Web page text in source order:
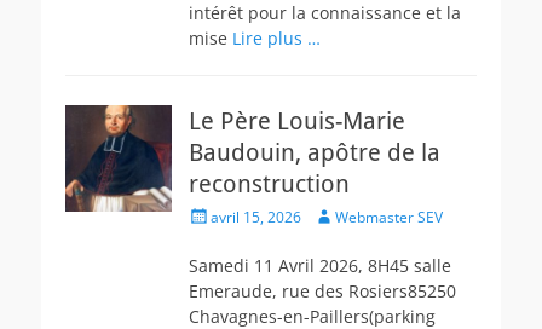
intérêt pour la connaissance et la
mise Lire plus …
Le Père Louis-Marie
Baudouin, apôtre de la
reconstruction
Postedavril 15, 2026 AuthorWebmaster SEV
Samedi 11 Avril 2026, 8H45 salle
Emeraude, rue des Rosiers85250
Chavagnes-en-Paillers(parking